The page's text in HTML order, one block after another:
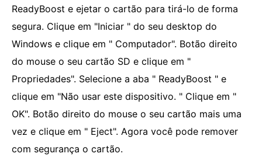
ReadyBoost e ejetar o cartão para tirá-lo de forma
segura. Clique em "Iniciar " do seu desktop do
Windows e clique em " Computador". Botão direito
do mouse o seu cartão SD e clique em "
Propriedades". Selecione a aba " ReadyBoost " e
clique em "Não usar este dispositivo. " Clique em "
OK". Botão direito do mouse o seu cartão mais uma
vez e clique em " Eject". Agora você pode remover
com segurança o cartão.